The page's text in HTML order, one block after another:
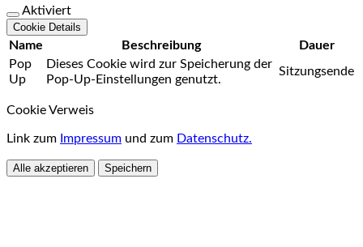
Aktiviert
Cookie Details
Name Beschreibung
Dauer
Pop
Up
Dieses Cookie wird zur Speicherung der
Pop-Up-Einstellungen genutzt.
Sitzungsende
Cookie Verweis
Link zum Impressum und zum Datenschutz.
Alle akzeptieren Speichern